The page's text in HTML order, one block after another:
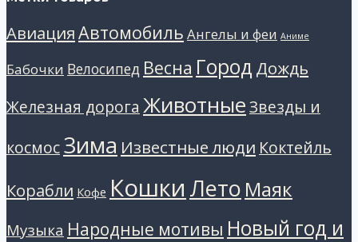
АвиацияАвтомобиль Ангелы и феи Аниме
Бабочки Велосипед Весна Город Дождь
Железная дорога ЖивотныеЗвезды и
космосЗима Известные люди Коктейль
Корабли Кофе Кошки Лето Маяк
Музыка Народные мотивы Новый год и